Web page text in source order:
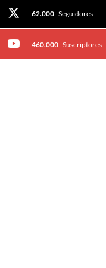
62.000 Seguidores
460.000 Suscriptores